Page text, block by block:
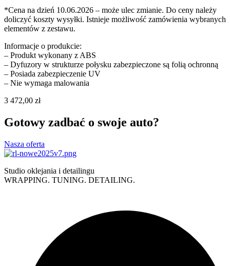
*Cena na dzień 10.06.2026 – może ulec zmianie. Do ceny należy
doliczyć koszty wysyłki. Istnieje możliwość zamówienia wybranych
elementów z zestawu.
Informacje o produkcie:
– Produkt wykonany z ABS
– Dyfuzory w strukturze połysku zabezpieczone są folią ochronną
– Posiada zabezpieczenie UV
– Nie wymaga malowania
3 472,00 zł
Gotowy zadbać o swoje auto?
Nasza oferta
Studio oklejania i detailingu
WRAPPING. TUNING. DETAILING.